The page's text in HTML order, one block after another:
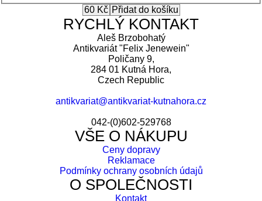
RYCHLÝ KONTAKT
Aleš Brzobohatý
Antikvariát "Felix Jenewein"
Poličany 9,
284 01 Kutná Hora,
Czech Republic
antikvariat@antikvariat-kutnahora.cz
042-(0)602-529768
VŠE O NÁKUPU
Ceny dopravy
Reklamace
Podmínky ochrany osobních údajů
O SPOLEČNOSTI
Kontakt